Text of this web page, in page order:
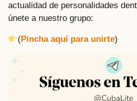
actualidad de personalidades
únete a nuestro grupo:
(Pincha aquí para unirte)